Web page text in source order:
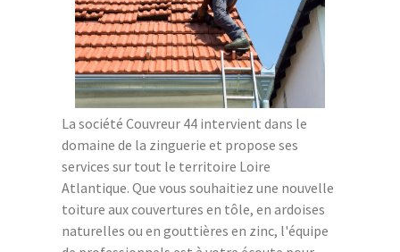
La société Couvreur 44 intervient dans le
domaine de la zinguerie et propose ses
services sur tout le territoire Loire
Atlantique. Que vous souhaitiez une nouvelle
toiture aux couvertures en tôle, en ardoises
naturelles ou en gouttières en zinc, l'équipe